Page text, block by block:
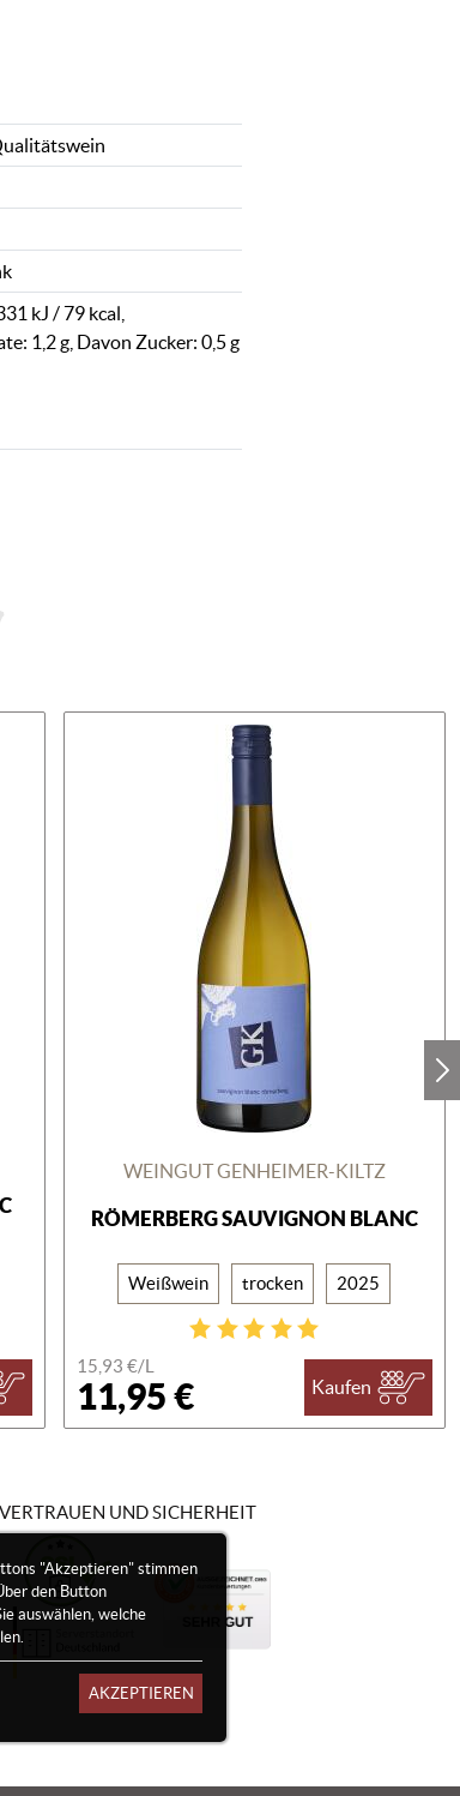
kJ / 79 kcal,
1,2 g, Davon Zucker: 0,5 g
WEINGUT GENHEIMER-KILTZ
RÖMERBERG SAUVIGNON BLANC
Weißwein trocken 2025
15,93 €/L
11,95 € Kaufen
"Akzeptieren" stimmen
den Button
auswählen, welche
AKZEPTIEREN
VERTRAUEN UND SICHERHEIT